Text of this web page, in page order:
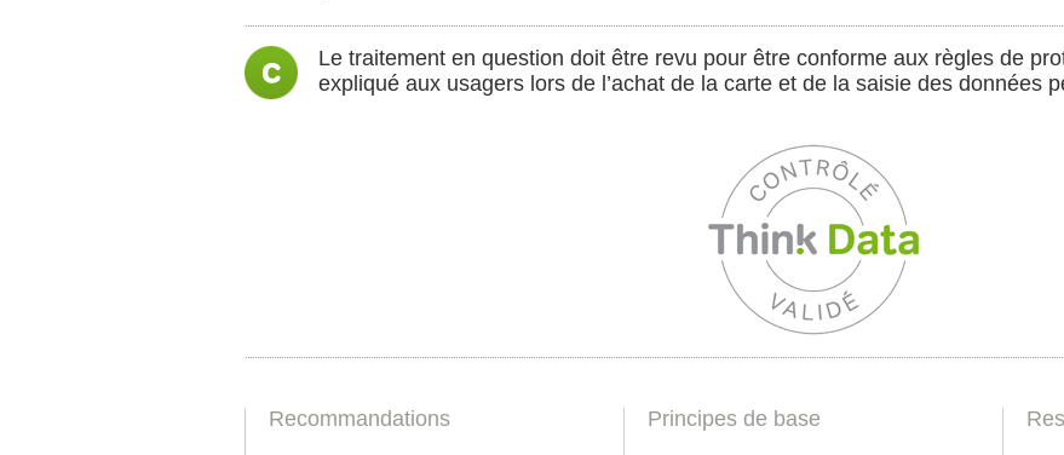
Le traitement en question doit être revu pour être conforme aux règles de
expliqué aux usagers lors de l’achat de la carte et de la saisie des données
Recommandations Principes de base